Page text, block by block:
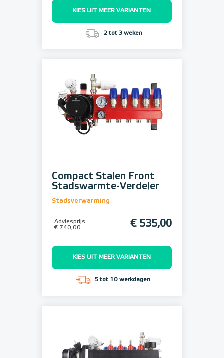
KIES UIT MEER VARIANTEN
2 tot 3 weken
Compact Stalen Front
Stadswarmte-Verdeler
Stadsverwarming
Adviesprijs
€ 740,00
€ 535,00
KIES UIT MEER VARIANTEN
5 tot 10 werkdagen